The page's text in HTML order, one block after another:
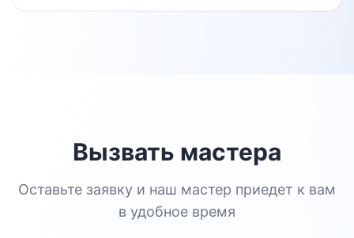
Вызвать мастера
Оставьте заявку и наш мастер приедет к вам
в удобное время